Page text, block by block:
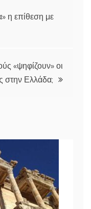
η επίθεση με
«ψηφίζουν» οι
στην Ελλάδα;